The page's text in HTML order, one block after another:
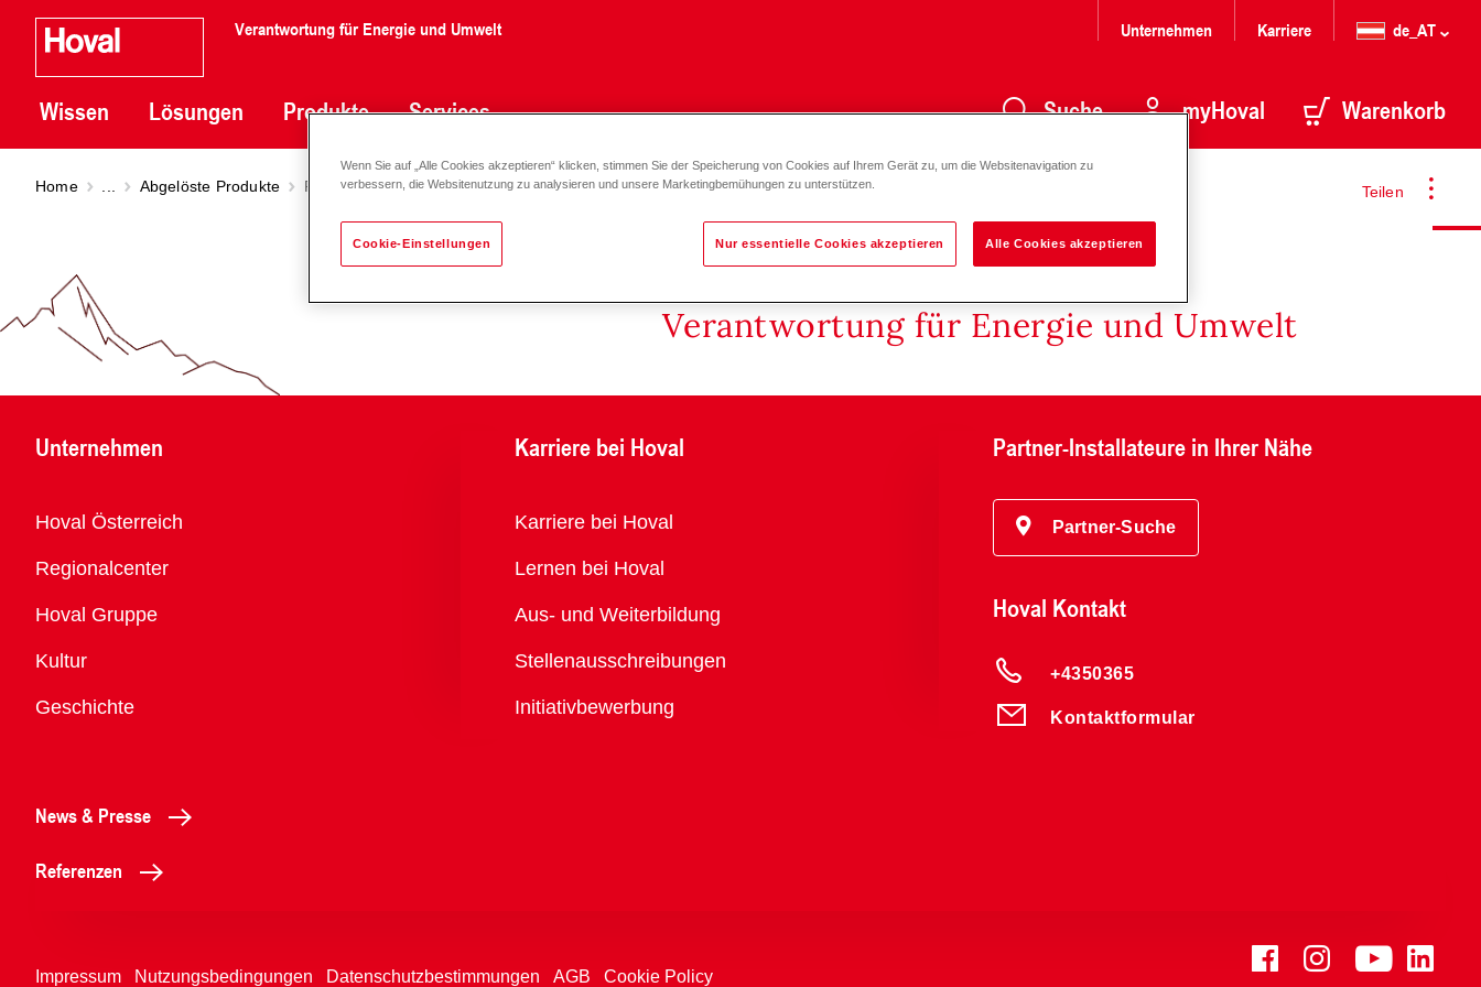
Verantwortung für Energie und Umwelt
Wissen Lösungen Produkte Services
Unternehmen Karriere de_AT
Suche myHoval Warenkorb
Teilen
Home Abgelöste Produkte Premium-Smart-Doppelpumpe Stratos MAXO-D-R7 DN 80
Verantwortung für Energie und Umwelt
Unternehmen
Übersicht
Hoval Österreich
Regionalcenter
Hoval Gruppe
Kultur
Geschichte
Karriere bei Hoval
Übersicht
Karriere bei Hoval
Lernen bei Hoval
Aus- und Weiterbildung
Stellenausschreibungen
Initiativbewerbung
Partner-Installateure in Ihrer Nähe
Partner-Suche
Hoval Kontakt
+4350365
Kontaktformular
News & Presse
Referenzen
Impressum Nutzungsbedingungen Datenschutzbestimmungen AGB Cookie Policy
Wenn Sie auf „Alle Cookies akzeptieren“ klicken, stimmen Sie der Speicherung von Cookies auf Ihrem Gerät zu, um die Websitenavigation zu
verbessern, die Websitenutzung zu analysieren und unsere Marketingbemühungen zu unterstützen.
Cookie-Einstellungen Nur essentielle Cookies akzeptieren Alle Cookies akzeptieren